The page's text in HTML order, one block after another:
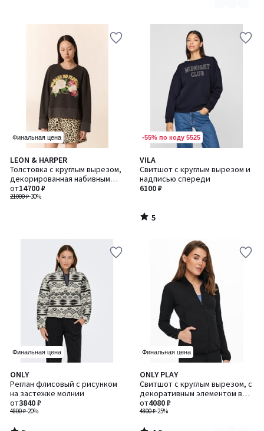
Финальная цена
LEON & HARPER
Толстовка с круглым вырезом,
декорированная набивным
элементом и вышивкой,
SORBET / СОРБЕТ
21000 ₽-30%
от14700 ₽
-55% по коду 5525
VILA
Свитшот с круглым вырезом и
надписью спереди
6100 ₽
5
/
5
5
/
Финальная цена
ONLY
Реглан флисовый с рисунком
на застежке молнии
4800 ₽-20%
от3840 ₽
5
/
5
Финальная цена
ONLY PLAY
Свитшот с круглым вырезом, c
декоративным элементом в
виде надписи Amore / Амор
4800 ₽-25%
от4080 ₽
4,2
/ 5
Количество
цветов:
2